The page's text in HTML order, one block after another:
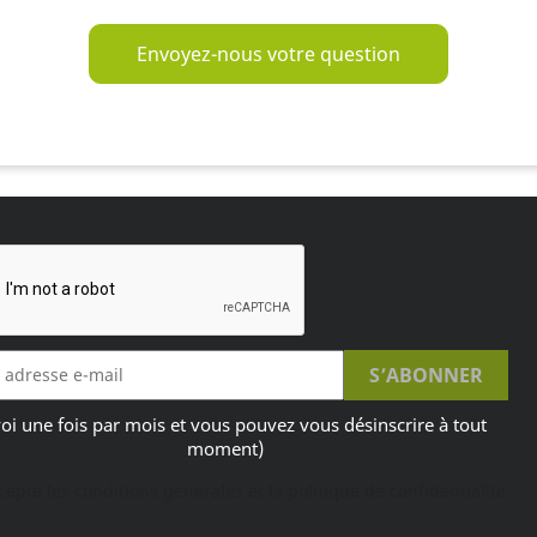
Envoyez-nous votre question
une fois par mois et vous pouvez vous désinscrire à tout
moment)